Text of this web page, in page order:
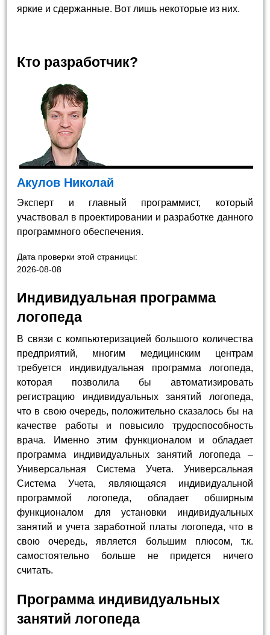
яркие и сдержанные. Вот лишь некоторые из них.
Кто разработчик?
Акулов Николай
Эксперт и главный программист, который
участвовал в проектировании и разработке данного
программного обеспечения.
Дата проверки этой страницы:
2026-08-08
Индивидуальная программа
логопеда
В связи с компьютеризацией большого количества
предприятий, многим медицинским центрам
требуется индивидуальная программа логопеда,
которая позволила бы автоматизировать
регистрацию индивидуальных занятий логопеда,
что в свою очередь, положительно сказалось бы на
качестве работы и повысило трудоспособность
врача. Именно этим функционалом и обладает
программа индивидуальных занятий логопеда –
Универсальная Система Учета. Универсальная
Система Учета, являющаяся индивидуальной
программой логопеда, обладает обширным
функционалом для установки индивидуальных
занятий и учета заработной платы логопеда, что в
свою очередь, является большим плюсом, т.к.
самостоятельно больше не придется ничего
считать.
Программа индивидуальных
занятий логопеда